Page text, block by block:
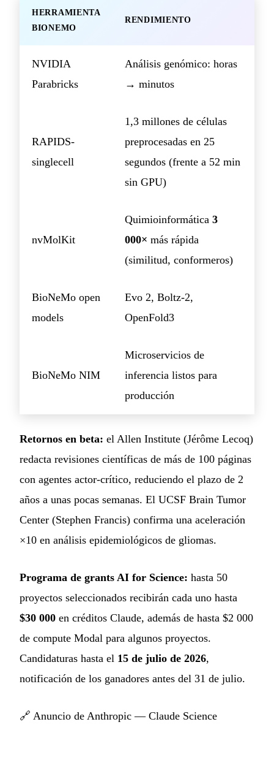
HERRAMIENTA
BIONEMO
RENDIMIENTO
NVIDIA
Parabricks
Análisis genómico: horas
→ minutos
RAPIDS-
singlecell
1,3 millones de células
preprocesadas en 25
segundos (frente a 52 min
sin GPU)
nvMolKit
Quimioinformática 3
000× más rápida
(similitud, conformeros)
BioNeMo open
models
Evo 2, Boltz-2,
OpenFold3
BioNeMo NIM
Microservicios de
inferencia listos para
producción
Retornos en beta: el Allen Institute (Jérôme Lecoq)
redacta revisiones científicas de más de 100 páginas
con agentes actor-crítico, reduciendo el plazo de 2
años a unas pocas semanas. El UCSF Brain Tumor
Center (Stephen Francis) confirma una aceleración
×10 en análisis epidemiológicos de gliomas.
Programa de grants AI for Science: hasta 50
proyectos seleccionados recibirán cada uno hasta
$30 000 en créditos Claude, además de hasta $2 000
de compute Modal para algunos proyectos.
Candidaturas hasta el 15 de julio de 2026,
notificación de los ganadores antes del 31 de julio.
🔗 Anuncio de Anthropic — Claude Science